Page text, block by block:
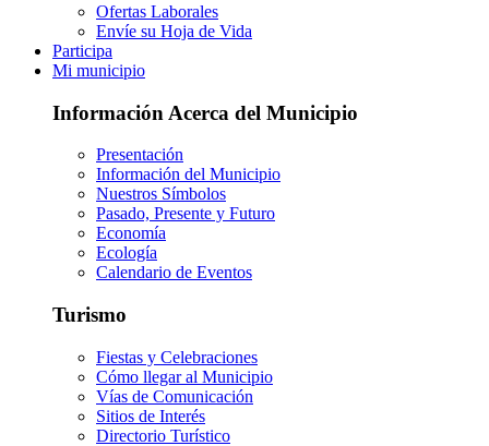
Ofertas Laborales
Envíe su Hoja de Vida
Participa
Mi municipio
Información Acerca del Municipio
Presentación
Información del Municipio
Nuestros Símbolos
Pasado, Presente y Futuro
Economía
Ecología
Calendario de Eventos
Turismo
Fiestas y Celebraciones
Cómo llegar al Municipio
Vías de Comunicación
Sitios de Interés
Directorio Turístico